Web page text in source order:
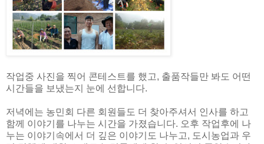
작업중 사진을 찍어 콘테스트를 했고, 출품작들만 봐도 어떤
시간들을 보냈는지 눈에 선합니다.
저녁에는 농민회 다른 회원들도 더 찾아주셔서 인사를 하고
함께 이야기를 나누는 시간을 가졌습니다. 오후 작업후에 나
누는 이야기속에서 더 깊은 이야기도 나누고, 도시농업과 우